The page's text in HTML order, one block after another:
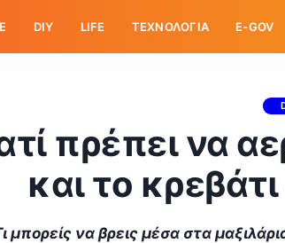
DIY LIFE ΤΕΧΝΟΛΟΓΙΑ E-GOV
πρέπει να
και το
μπορείς να βρεις μέσα στα